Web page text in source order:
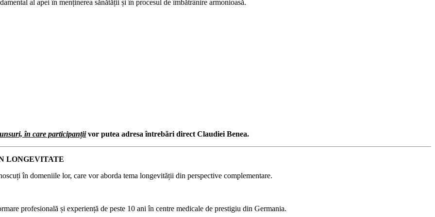
al apei în menținerea sănătății și în procesul de îmbătrânire armonioasă.
în care participanțiivor putea adresa întrebări direct Claudiei Benea.
LONGEVITATE
în domeniile lor, care vor aborda tema longevității din perspective complementare.
profesională și experiență de peste 10 ani în centre medicale de prestigiu din Germania.